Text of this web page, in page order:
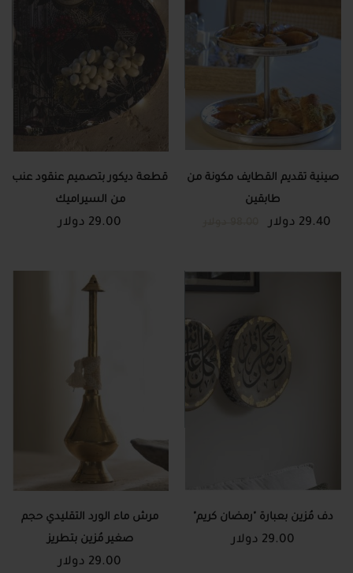
صينية تقديم القطايف مكونة من
طابقين
29.40 دولار
قطعة ديكور بتصميم عنقود عنب
من السيراميك
29.00 دولار
دف مُزين بعبارة "رمضان كريم"
29.00 دولار
مرش ماء الورد التقليدي حجم
صغير مُزين بتطريز
29.00 دولار